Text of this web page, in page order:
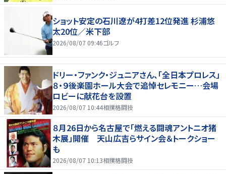
ショット安定の石川遼が4打差12位発進 杉浦悠
太20位／米下部
2026/08/07 09:46ゴルフ
ドリー・ファンク・ジュニアさん、「全日本プロレス」
８・９後楽園ホール大会で追悼セレモニー…会場
ロビーに献花台を設置
2026/08/07 10:44相撲格闘技
８月26日から名古屋で「燃える闘魂アントニオ猪
木展」開催 天山広吉らサイン会＆トークショー
も
2026/08/07 10:13相撲格闘技